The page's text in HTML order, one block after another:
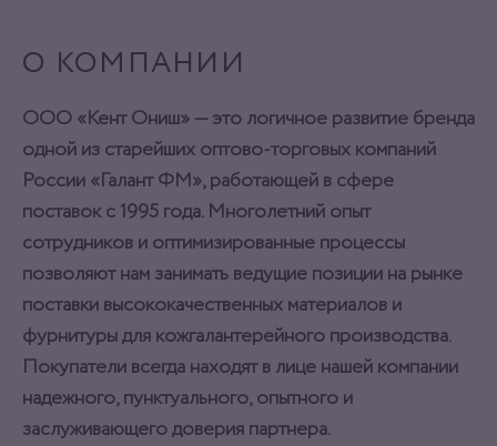
О КОМПАНИИ
ООО «Кент Ониш» — это логичное развитие бренда
одной из старейших оптово-торговых компаний
России «Галант ФМ», работающей в сфере
поставок с 1995 года. Многолетний опыт
сотрудников и оптимизированные процессы
позволяют нам занимать ведущие позиции на рынке
поставки высококачественных материалов и
фурнитуры для кожгалантерейного производства.
Покупатели всегда находят в лице нашей компании
надежного, пунктуального, опытного и
заслуживающего доверия партнера.